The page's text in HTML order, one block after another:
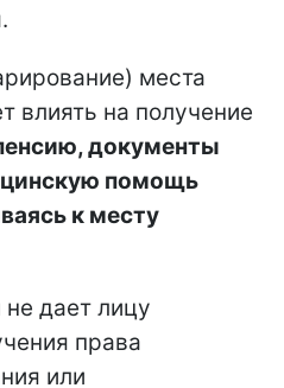
места
влиять на получение
документы
помощь
к месту
дает лицу
права
или